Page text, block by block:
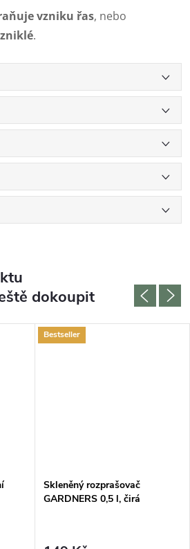
vzniku řas, nebo
.
dokoupit
Bestseller
Skleněný rozprašovač
GARDNERS 0,5 l, čirá